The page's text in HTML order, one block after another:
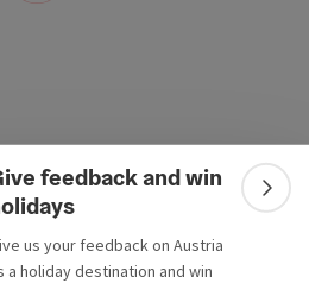
feedback and win
us your feedback on Austria
a holiday destination and win
open inOpen in